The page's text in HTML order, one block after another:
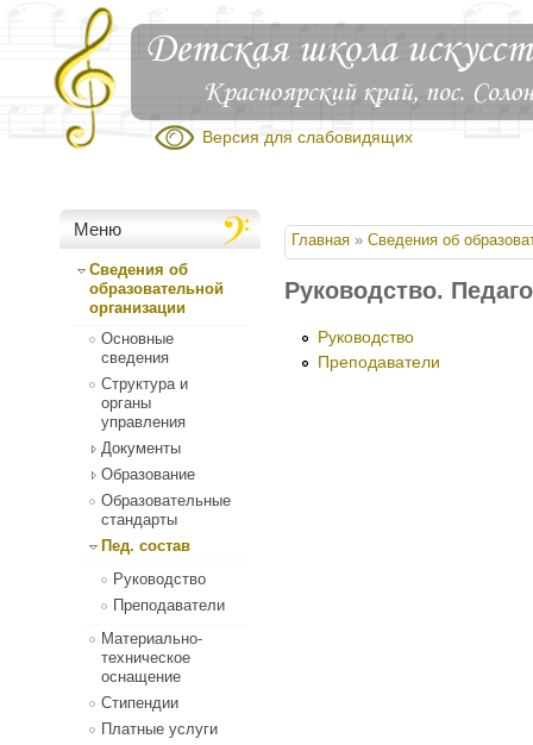
Версия для слабовидящих
Меню
Сведения об
образовательной
организации
Основные
сведения
Структура и
органы
управления
Документы
Образование
Образовательные
стандарты
Пед. состав
Руководство
Преподаватели
Материально-
техническое
оснащение
Стипендии
Платные услуги
Вы здесь
Главная» Сведения об
Руководство.
Руководство
Преподаватели